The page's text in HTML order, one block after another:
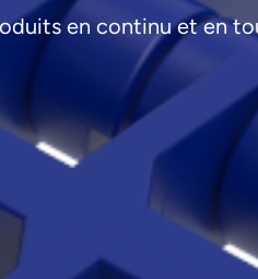
en continu et en